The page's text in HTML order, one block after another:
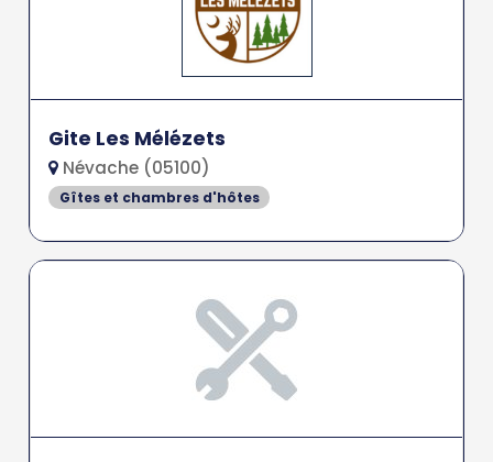
Gite Les Mélézets
Névache (05100)
Gîtes et chambres d'hôtes